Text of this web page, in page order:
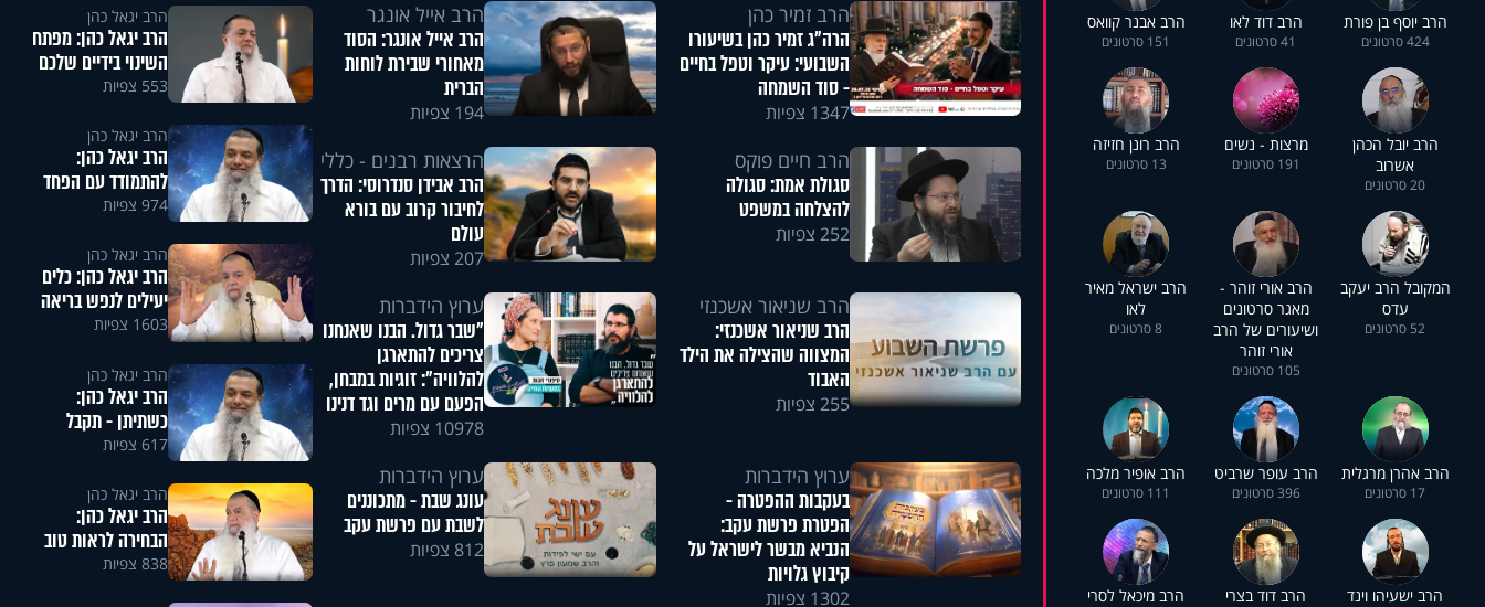
הרב יוסף בן פורת
424 סרטונים
הרב דוד לאו
41 סרטונים
הרב אבנר קוואס
151 סרטונים
הרב יובל הכהן
אשרוב
20 סרטונים
מרצות - נשים
191 סרטונים
הרב רונן חזיזה
13 סרטונים
המקובל הרב יעקב
עדס
52 סרטונים
הרב אורי זוהר -
מאגר סרטונים
ושיעורים של הרב
אורי זוהר
105 סרטונים
הרב ישראל מאיר
לאו
8 סרטונים
הרב אהרן מרגלית
17 סרטונים
הרב עופר שרביט
396 סרטונים
הרב אופיר מלכה
111 סרטונים
הרב ישעיהו וינד הרב דוד בצרי הרב מיכאל לסרי
הרב זמיר כהן
הרה"ג זמיר כהן בשיעורו
השבועי: עיקר וטפל בחיים
- סוד השמחה
1347 צפיות
הרב אייל אונגר
הרב אייל אונגר: הסוד
מאחורי שבירת לוחות
הברית
194 צפיות
הרב חיים פוקס
סגולת אמת: סגולה
להצלחה במשפט
252 צפיות
הרצאות רבנים - כללי
הרב אבידן סנדרוסי: הדרך
לחיבור קרוב עם בורא
עולם
207 צפיות
הרב שניאור אשכנזי
הרב שניאור אשכנזי:
המצווה שהצילה את הילד
האבוד
255 צפיות
ערוץ הידברות
"שבר גדול. הבנו שאנחנו
צריכים להתארגן
להלוויה": זוגיות במבחן,
הפעם עם מרים וגד דנינו
10978 צפיות
ערוץ הידברות
בעקבות ההפטרה -
הפטרת פרשת עקב:
הנביא מבשר לישראל על
קיבוץ גלויות
1302 צפיות
ערוץ הידברות
עונג שבת - מתכוננים
לשבת עם פרשת עקב
812 צפיות
הרב יגאל כהן
הרב יגאל כהן: מפתח
השינוי בידיים שלכם
553 צפיות
הרב יגאל כהן
הרב יגאל כהן:
להתמודד עם הפחד
974 צפיות
הרב יגאל כהן
הרב יגאל כהן: כלים
יעילים לנפש בריאה
1603 צפיות
הרב יגאל כהן
הרב יגאל כהן:
כשתיתן - תקבל
617 צפיות
הרב יגאל כהן
הרב יגאל כהן:
הבחירה לראות טוב
838 צפיות